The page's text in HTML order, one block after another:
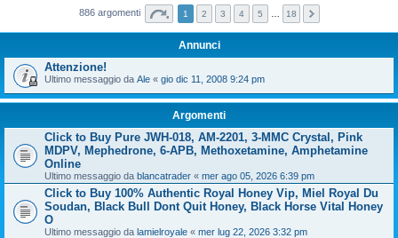
886 argomenti 1 2 3 4 5 18
Annunci
Attenzione!
Ultimo messaggio da Ale « gio dic 11, 2008 9:24 pm
Argomenti
Click to Buy Pure JWH-018, AM-2201, 3-MMC Crystal, Pink
MDPV, Mephedrone, 6-APB, Methoxetamine, Amphetamine
Online
Ultimo messaggio da blancatrader « mer ago 05, 2026 6:39 pm
Click to Buy 100% Authentic Royal Honey Vip, Miel Royal Du
Soudan, Black Bull Dont Quit Honey, Black Horse Vital Honey
O
Ultimo messaggio da lamielroyale « mer lug 22, 2026 3:32 pm